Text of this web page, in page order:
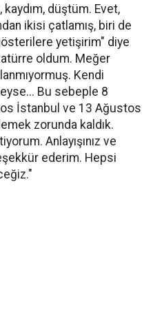
kaydım, düştüm. Evet,
ikisi çatlamış, biri de
yetişirim" diye
oldum. Meğer
Kendi
Bu sebeple 8
İstanbul ve 13 Ağustos
zorunda kaldık.
Anlayışınız ve
ederim. Hepsi